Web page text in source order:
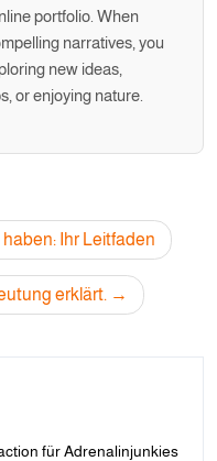
portfolio. When
narratives, you
new ideas,
or enjoying nature.
Ihr Leitfaden
erklärt.
für Adrenalinjunkies